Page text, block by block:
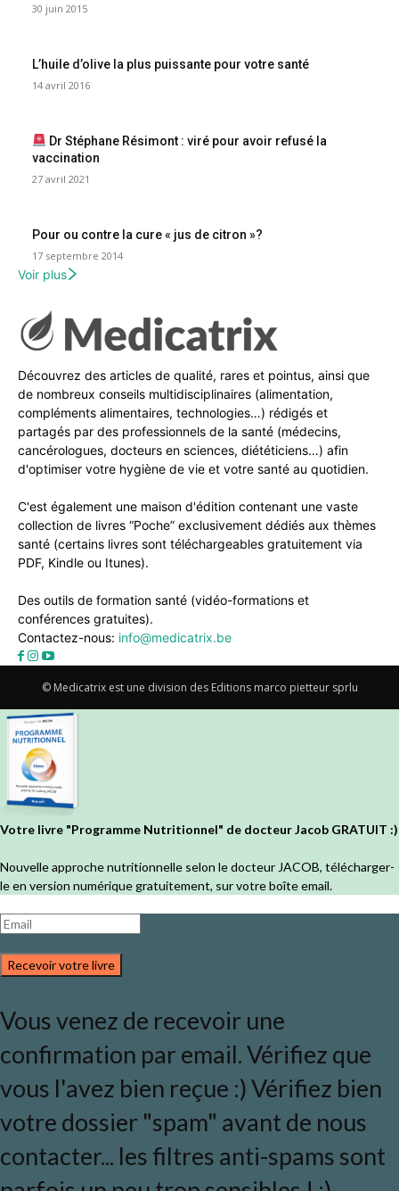
30 juin 2015
L’huile d’olive la plus puissante pour votre santé
14 avril 2016
Dr Stéphane Résimont : viré pour avoir refusé la
vaccination
27 avril 2021
Pour ou contre la cure « jus de citron »?
17 septembre 2014
Voir plus
Découvrez des articles de qualité, rares et pointus, ainsi que
de nombreux conseils multidisciplinaires (alimentation,
compléments alimentaires, technologies…) rédigés et
partagés par des professionnels de la santé (médecins,
cancérologues, docteurs en sciences, diététiciens…) afin
d'optimiser votre hygiène de vie et votre santé au quotidien.
C'est également une maison d'édition contenant une vaste
collection de livres “Poche” exclusivement dédiés aux thèmes
santé (certains livres sont téléchargeables gratuitement via
PDF, Kindle ou Itunes).
Des outils de formation santé (vidéo-formations et
conférences gratuites).
Contactez-nous: info@medicatrix.be
© Medicatrix est une division des Editions marco pietteur sprlu
Votre livre "Programme Nutritionnel" de docteur Jacob GRATUIT :)
Nouvelle approche nutritionnelle selon le docteur JACOB, télécharger-
le en version numérique gratuitement, sur votre boîte email.
Recevoir votre livre
Vous venez de recevoir une
confirmation par email. Vérifiez que
vous l'avez bien reçue :) Vérifiez bien
votre dossier "spam" avant de nous
contacter... les filtres anti-spams sont